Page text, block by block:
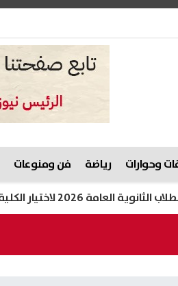
وحوارات رياضة فن ومنوعات
الكلية المناسبة